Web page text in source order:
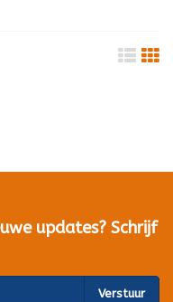
updates? Schrijf
Verstuur